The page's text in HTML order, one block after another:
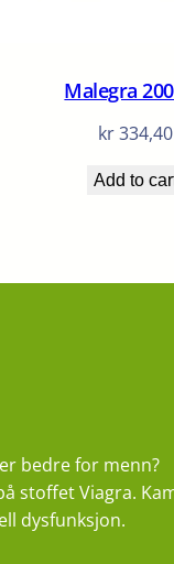
Malegra
kr334,40
Add to
bedre for menn?
stoffet Viagra.
dysfunksjon.